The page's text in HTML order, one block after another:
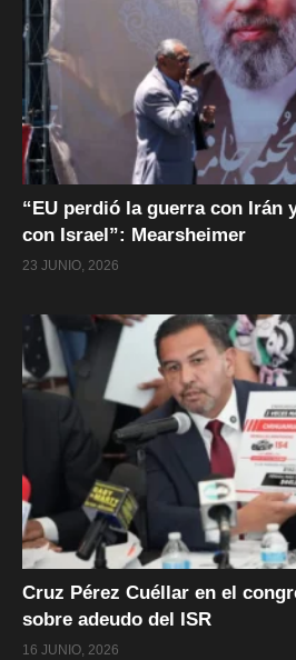
“EU perdió la guerra con Irán
con Israel”: Mearsheimer
23 JUNIO, 2026
Cruz Pérez Cuéllar en el
sobre adeudo del ISR
16 JUNIO, 2026